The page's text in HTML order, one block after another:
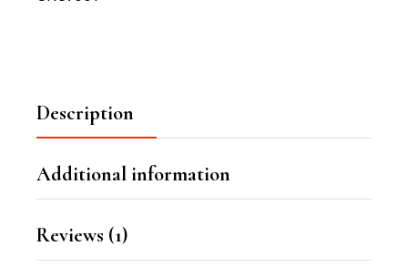
Description
Additional information
Reviews (1)